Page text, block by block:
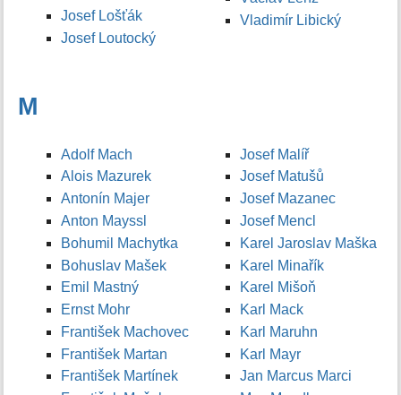
Josef Lošťák
Josef Loutocký
Vladimír Libický
M
Adolf Mach
Alois Mazurek
Antonín Majer
Anton Mayssl
Bohumil Machytka
Bohuslav Mašek
Emil Mastný
Ernst Mohr
František Machovec
František Martan
František Martínek
Josef Malíř
Josef Matušů
Josef Mazanec
Josef Mencl
Karel Jaroslav Maška
Karel Minařík
Karel Mišoň
Karl Mack
Karl Maruhn
Karl Mayr
Jan Marcus Marci